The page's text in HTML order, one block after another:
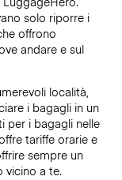
solo riporre i
offrono
andare e sul
località,
i bagagli in un
per i bagagli nelle
tariffe orarie e
sempre un
vicino a te.